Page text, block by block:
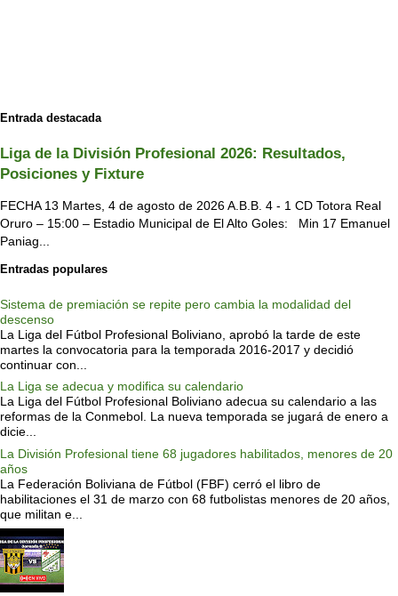
Entrada destacada
Liga de la División Profesional 2026: Resultados,
Posiciones y Fixture
FECHA 13 Martes, 4 de agosto de 2026 A.B.B. 4 - 1 CD Totora Real
Oruro – 15:00 – Estadio Municipal de El Alto Goles: Min 17 Emanuel
Paniag...
Entradas populares
Sistema de premiación se repite pero cambia la modalidad del
descenso
La Liga del Fútbol Profesional Boliviano, aprobó la tarde de este
martes la convocatoria para la temporada 2016-2017 y decidió
continuar con...
La Liga se adecua y modifica su calendario
La Liga del Fútbol Profesional Boliviano adecua su calendario a las
reformas de la Conmebol. La nueva temporada se jugará de enero a
dicie...
La División Profesional tiene 68 jugadores habilitados, menores de 20
años
La Federación Boliviana de Fútbol (FBF) cerró el libro de
habilitaciones el 31 de marzo con 68 futbolistas menores de 20 años,
que militan e...